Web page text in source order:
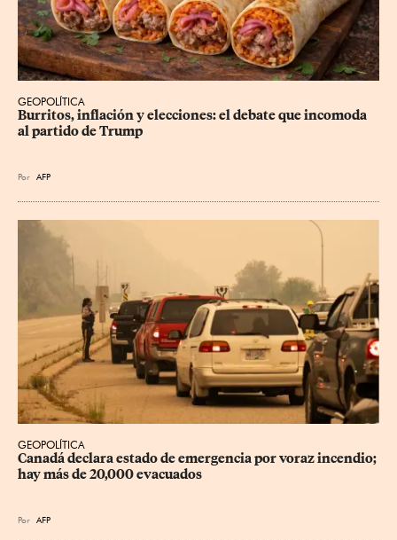
GEOPOLÍTICA
Burritos, inflación y elecciones: el debate que incomoda
al partido de Trump
Por AFP
GEOPOLÍTICA
Canadá declara estado de emergencia por voraz incendio;
hay más de 20,000 evacuados
Por AFP